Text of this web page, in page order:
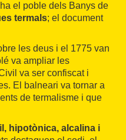
el poble dels Banys de
termals; el document
les deus i el 1775 van
va ampliar les
va ser confiscat i
El balneari va tornar a
de termalisme i que
hipotònica, alcalina i